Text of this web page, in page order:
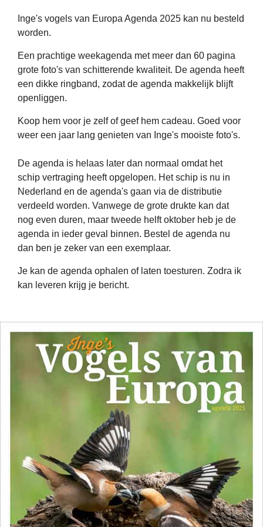
Inge's vogels van Europa Agenda 2025 kan nu besteld
worden.
Een prachtige weekagenda met meer dan 60 pagina
grote foto's van schitterende kwaliteit. De agenda heeft
een dikke ringband, zodat de agenda makkelijk blijft
openliggen.
Koop hem voor je zelf of geef hem cadeau. Goed voor
weer een jaar lang genieten van Inge's mooiste foto's.
De agenda is helaas later dan normaal omdat het
schip vertraging heeft opgelopen. Het schip is nu in
Nederland en de agenda's gaan via de distributie
verdeeld worden. Vanwege de grote drukte kan dat
nog even duren, maar tweede helft oktober heb je de
agenda in ieder geval binnen. Bestel de agenda nu
dan ben je zeker van een exemplaar.
Je kan de agenda ophalen of laten toesturen. Zodra ik
kan leveren krijg je bericht.